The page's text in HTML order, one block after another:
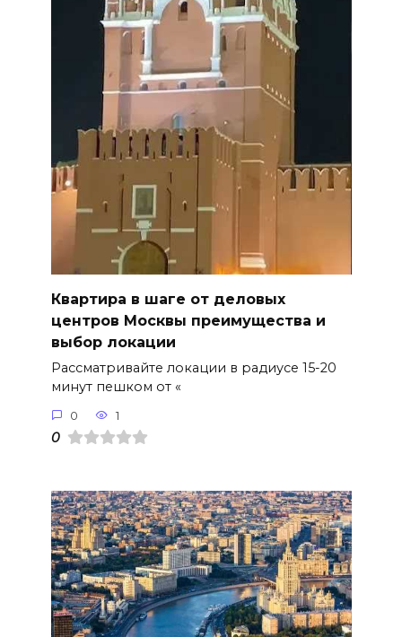
Квартира в шаге от деловых
центров Москвы преимущества и
выбор локации
Рассматривайте локации в радиусе 15-20
минут пешком от «
0 1
0